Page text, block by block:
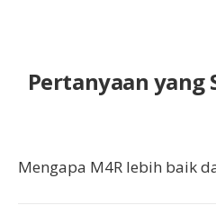
Pertanyaan yang
Mengapa M4R lebih baik